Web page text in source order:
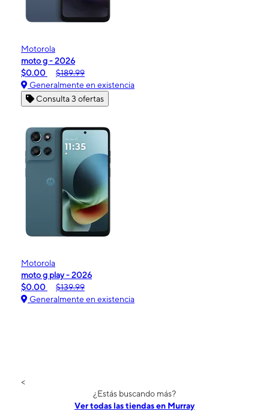
Motorola
moto g - 2026
$0.00
$189.99
Generalmente en existencia
Consulta 3 ofertas
Motorola
moto g play - 2026
$0.00
$139.99
Generalmente en existencia
<
¿Estás buscando más?
Ver todas las tiendas en Murray